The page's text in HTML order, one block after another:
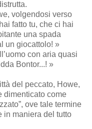
volgendosi verso
fatto tu, che ci hai
una spada
un giocattolo! »
con aria quasi
Bontor...! »
del peccato, Howe,
dimenticato come
ove tale termine
in maniera del tutto